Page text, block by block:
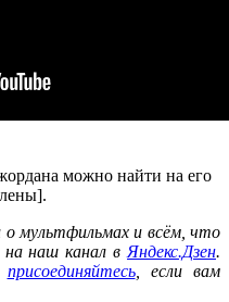
можно найти на его
мультфильмах и всём, что
на наш канал в Яндекс.Дзен.
присоединяйтесь, если вам